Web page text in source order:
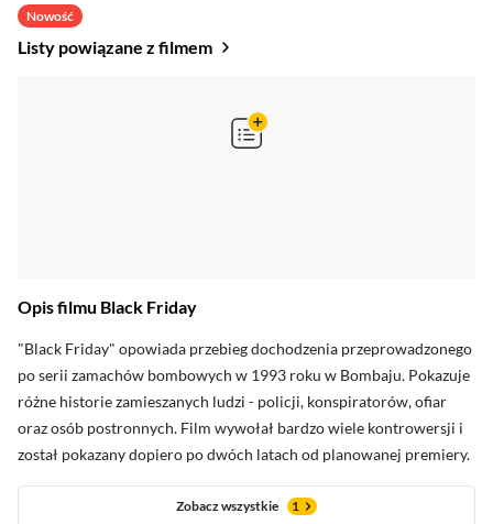
Nowość
Listy powiązane z filmem
oceny krytyków
Zobacz oceny krytyków
Opis filmu Black Friday
"Black Friday" opowiada przebieg dochodzenia przeprowadzonego
po serii zamachów bombowych w 1993 roku w Bombaju. Pokazuje
różne historie zamieszanych ludzi - policji, konspiratorów, ofiar
oraz osób postronnych. Film wywołał bardzo wiele kontrowersji i
został pokazany dopiero po dwóch latach od planowanej premiery.
Zobacz wszystkie 1